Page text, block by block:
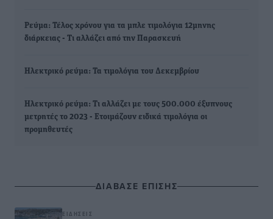
Ρεύμα: Τέλος χρόνου για τα μπλε τιμολόγια 12μηνης
διάρκειας - Τι αλλάζει από την Παρασκευή
Ηλεκτρικό ρεύμα: Τα τιμολόγια του Δεκεμβρίου
Ηλεκτρικό ρεύμα: Τι αλλάζει με τους 500.000 έξυπνους
μετρητές το 2023 - Ετοιμάζουν ειδικά τιμολόγια οι
προμηθευτές
ΔΙΑΒΑΣΕ ΕΠΙΣΗΣ
ΕΙΔΉΣΕΙΣ